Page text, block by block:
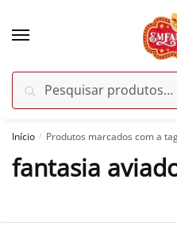
por:
Pesquisar
Início / Produtos marcados com a
fantasia